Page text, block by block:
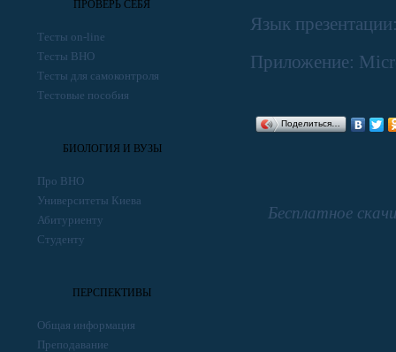
ПРОВЕРЬ СЕБЯ
Тесты on-line
Тесты ВНО
Тесты для самоконтроля
Тестовые пособия
БИОЛОГИЯ И ВУЗЫ
Про ВНО
Университеты Киева
Абитуриенту
Студенту
ПЕРСПЕКТИВЫ
Общая информация
Преподавание
Язык
Приложение:
Поделиться…
Бесплатное